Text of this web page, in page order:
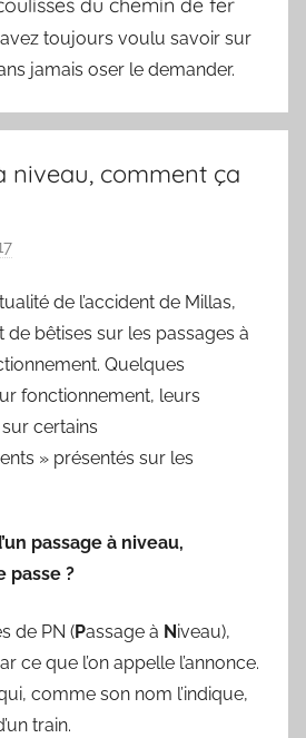
du chemin de fer
toujours voulu savoir sur
jamais oser le demander.
niveau, comment ça
r
S
y
l
v
a
B
o
a
d
de l’accident de Millas,
de bêtises sur les passages à
Quelques
fonctionnement, leurs
certains
» présentés sur les
passage à niveau,
passe ?
de PN (Passage à N iveau),
ce que l’on appelle l’annonce.
comme son nom l’indique,
train.